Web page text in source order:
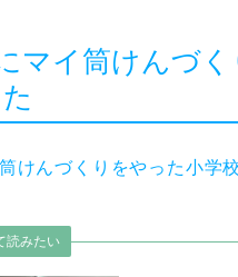
マイ筒けんづ
けんづくりをやった小学
読みたい